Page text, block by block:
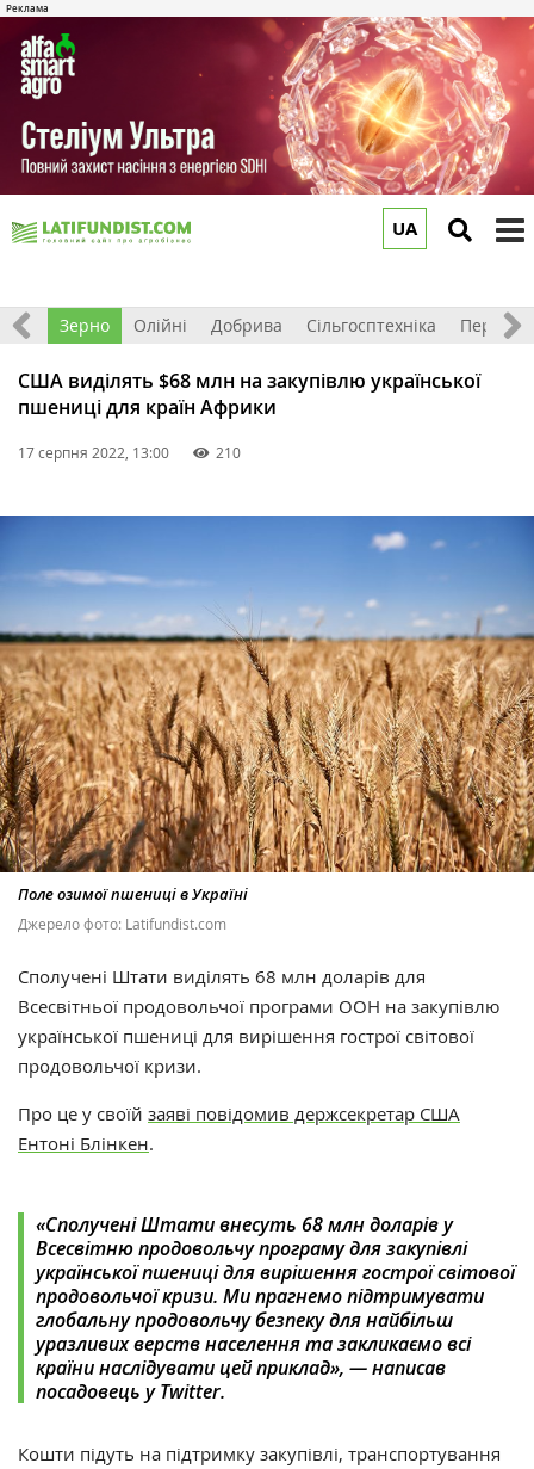
UA
Світ Зерно Олійні Добрива Сільгосптехніка
США виділять $68 млн на закупівлю української
пшениці для країн Африки
17 серпня 2022, 13:00 210
Поле озимої пшениці в Україні
Джерело фото: Latifundist.com
Сполучені Штати виділять 68 млн доларів для
Всесвітньої продовольчої програми ООН на закупівлю
української пшениці для вирішення гострої світової
продовольчої кризи.
Про це у своїй заяві повідомив держсекретар США
Ентоні Блінкен.
«Сполучені Штати внесуть 68 млн доларів у
Всесвітню продовольчу програму для закупівлі
української пшениці для вирішення гострої світової
продовольчої кризи. Ми прагнемо підтримувати
глобальну продовольчу безпеку для найбільш
уразливих верств населення та закликаємо всі
країни наслідувати цей приклад», — написав
посадовець у Twitter.
Кошти підуть на підтримку закупівлі, транспортування